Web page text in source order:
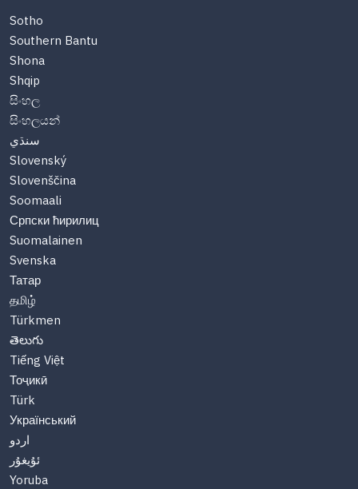
Sotho
Southern Bantu
Shona
Shqip
සිංහල
සිංහලයන්
سنڌي
Slovenský
Slovenščina
Soomaali
Српски ћирилиц
Suomalainen
Svenska
Татар
தமிழ்
Türkmen
తెలుగు
Tiếng Việt
Тоҷикӣ
Türk
Український
اردو
ئۇيغۇر
Yoruba